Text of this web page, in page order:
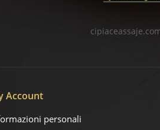
Account
personali